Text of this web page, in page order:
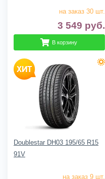
на заказ 30 шт.
3 549 руб.
В корзину
Doublestar DH03 195/65 R15
91V
на заказ 9 шт.